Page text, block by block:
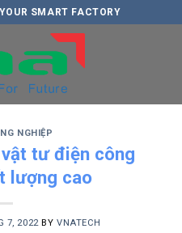
SMART FACTORY
NGHIỆP
tư điện công
lượng cao
7, 2022 BY VNATECH